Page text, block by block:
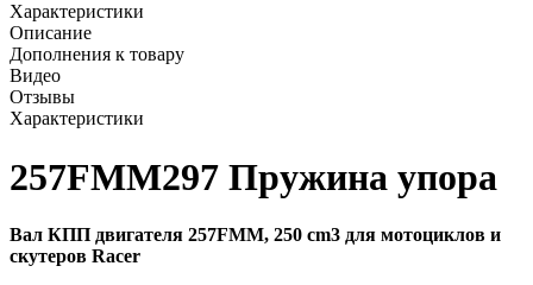
Характеристики
Описание
Дополнения к товару
Видео
Отзывы
Характеристики
257FMM297 Пружина упора
Вал КПП двигателя 257FMM, 250 cm3 для мотоциклов и
скутеров Racer